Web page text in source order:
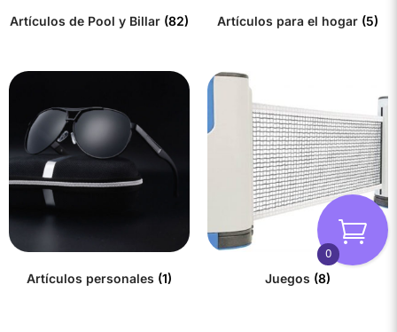
Artículos de Pool y Billar (82) Artículos para el hogar (5)
Artículos personales (1) Juegos (8)
0